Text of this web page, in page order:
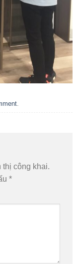
thị công khai.
*